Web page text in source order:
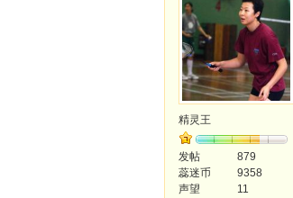
精灵王
发帖
879
蕊迷币
9358
声望
11